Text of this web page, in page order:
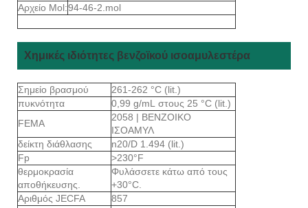
Αρχείο Mol:94-46-2.mol
Χημικές ιδιότητες βενζοϊκού ισοαμυλεστέρα
Σημείο βρασμού
261-262 °C (lit.)
πυκνότητα
0,99 g/mL στους 25 °C (lit.)
FEMA
2058 | ΒΕΝΖΟΙΚΟ
ΙΣΟΑΜΥΛ
δείκτη διάθλασης
n20/D 1.494 (lit.)
Fp
>230°F
θερμοκρασία
αποθήκευσης.
Φυλάσσετε κάτω από τους
+30°C.
Αριθμός JECFA
857